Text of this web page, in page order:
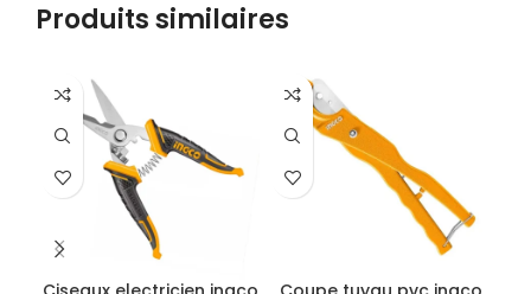
Produits similaires